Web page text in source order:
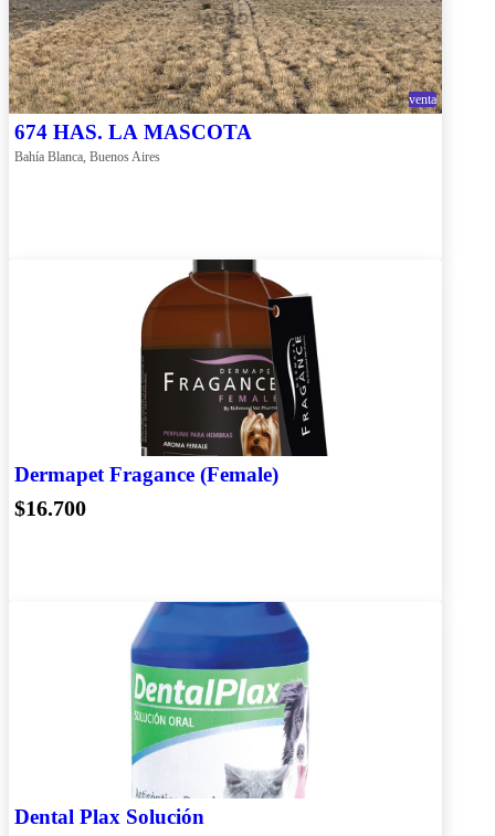
venta
674 HAS. LA MASCOTA
Bahía Blanca, Buenos Aires
Dermapet Fragance (Female)
$16.700
Dental Plax Solución